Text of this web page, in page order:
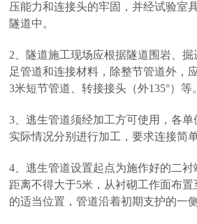
压能力和连接头的牢固，并经试验室
隧道中。
2、隧道施工现场应根据隧道围岩、
足管道和连接材料，除整节管道外，
3米短节管道、转接接头（外135°）等。
3、逃生管道须经加工方可使用，各
实际情况分别进行加工，要求连接简
4、逃生管道设置起点为施作好的二
距离不得大于5米，从衬砌工作面布置
的适当位置，管道沿着初期支护的一